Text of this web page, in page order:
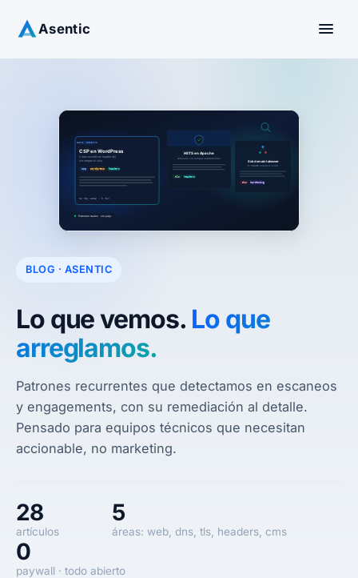
Asentic
BLOG · ASENTIC
Lo que vemos. Lo que
arreglamos.
Patrones recurrentes que detectamos en escaneos
y engagements, con su remediación al detalle.
Pensado para equipos técnicos que necesitan
accionable, no marketing.
28
artículos
5
áreas: web, dns, tls, headers, cms
0
paywall · todo abierto